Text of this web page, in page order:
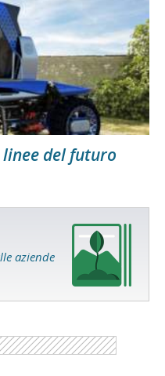
del futuro
aziende